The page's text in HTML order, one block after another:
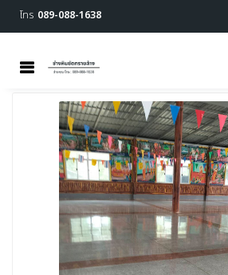
โทร 089-088-1638
MENU